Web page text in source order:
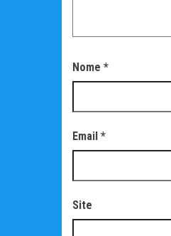
Nome *
Email *
Site